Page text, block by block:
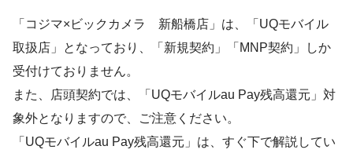
「コジマ×ビックカメラ 新船橋店」は、「UQモバイル
取扱店」となっており、「新規契約」「MNP契約」しか
受付けておりません。
また、店頭契約では、「UQモバイルau Pay残高還元」対
象外となりますので、ご注意ください。
「UQモバイルau Pay残高還元」は、すぐ下で解説してい